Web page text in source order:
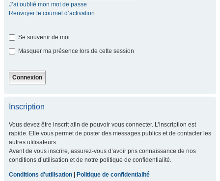
J’ai oublié mon mot de passe
Renvoyer le courriel d’activation
Se souvenir de moi
Masquer ma présence lors de cette session
Inscription
Vous devez être inscrit afin de pouvoir vous connecter. L’inscription est
rapide. Elle vous permet de poster des messages publics et de contacter les
autres utilisateurs.
Avant de vous inscrire, assurez-vous d’avoir pris connaissance de nos
conditions d’utilisation et de notre politique de confidentialité.
Conditions d’utilisation Politique de confidentialité